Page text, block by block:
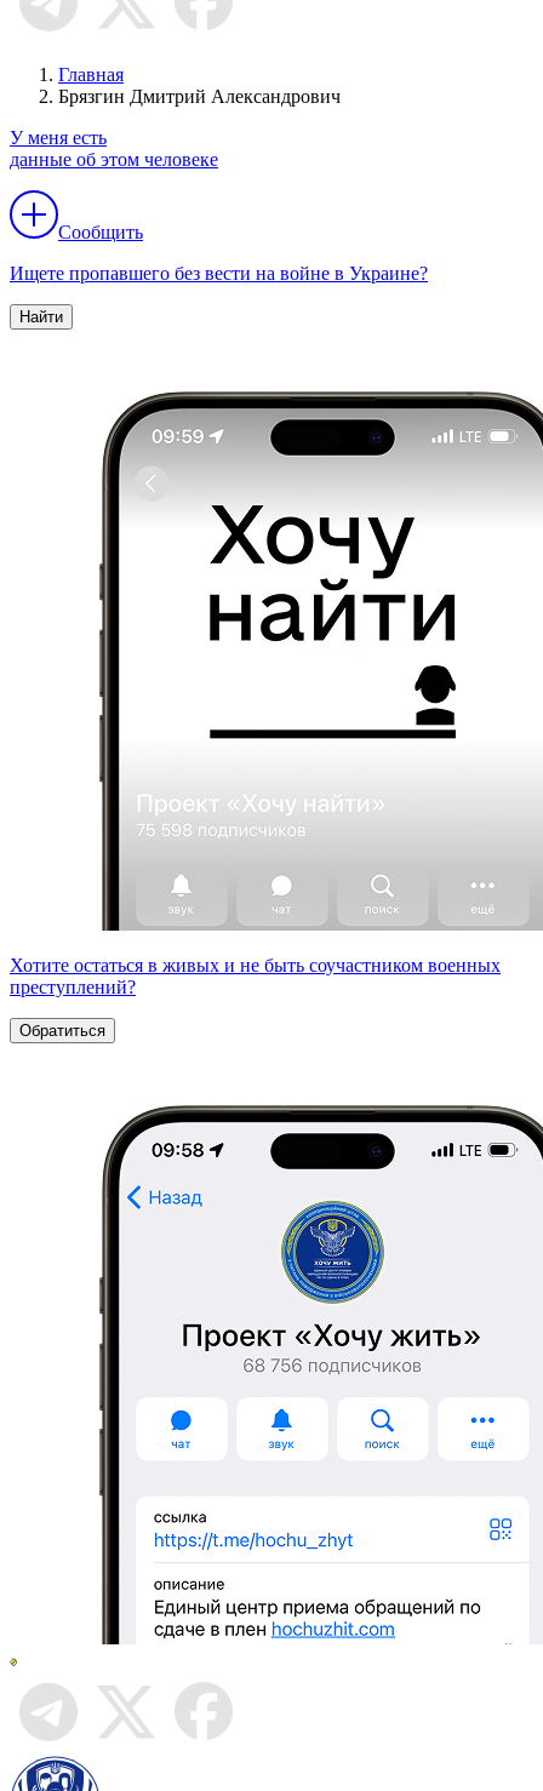
Главная
Брязгин Дмитрий Александрович
У меня есть
данные об этом человеке
Сообщить
Ищете пропавшего без вести на войне в Украине?
Найти
Хотите остаться в живых и не быть соучастником военных
преступлений?
Обратиться